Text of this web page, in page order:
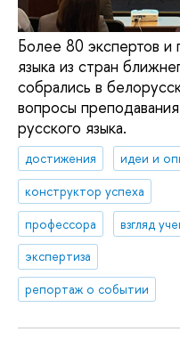
Более 80 экспертов и
языка из стран
собрались в
вопросы
русского языка.
достижения
идеи и
конструктор успеха
профессора
взгляд
экспертиза
репортаж о событии